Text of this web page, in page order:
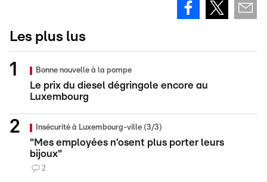
Les plus lus
Bonne nouvelle à la pompe
Le prix du diesel dégringole encore au
Luxembourg
Insécurité à Luxembourg-ville (3/3)
"Mes employées n’osent plus porter leurs
bijoux"
2